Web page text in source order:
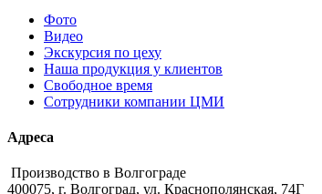
Фото
Видео
Экскурсия по цеху
Наша продукция у клиентов
Свободное время
Сотрудники компании ЦМИ
Адреса
Производство в Волгограде
400075, г. Волгоград, ул. Краснополянская, 74Г